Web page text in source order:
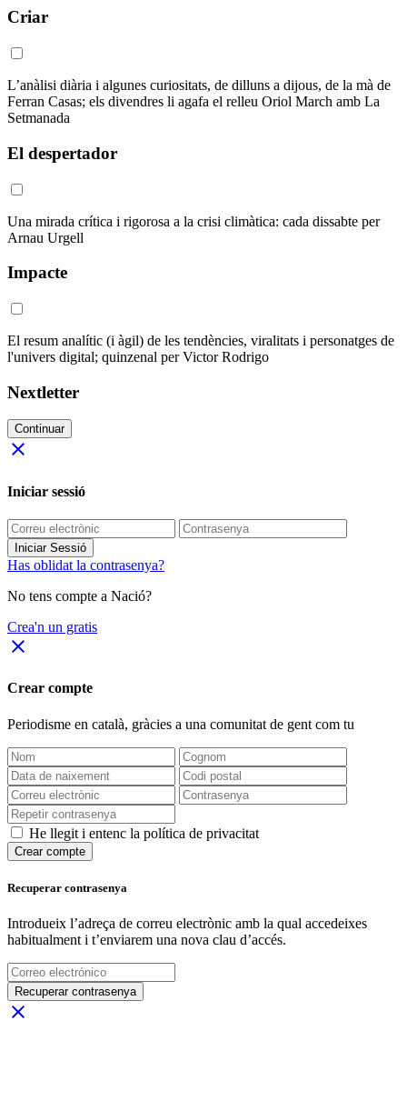
Criar
L’anàlisi diària i algunes curiositats, de dilluns a dijous, de la mà de
Ferran Casas; els divendres li agafa el relleu Oriol March amb La
Setmanada
El despertador
Una mirada crítica i rigorosa a la crisi climàtica: cada dissabte per
Arnau Urgell
Impacte
El resum analític (i àgil) de les tendències, viralitats i personatges de
l'univers digital; quinzenal per Victor Rodrigo
Nextletter
Continuar
close
Iniciar sessió
Iniciar Sessió
Has oblidat la contrasenya?
No tens compte a Nació?
Crea'n un gratis
close
Crear compte
Periodisme en català, gràcies a una comunitat de gent com tu
He llegit i entenc la política de privacitat
Crear compte
Recuperar contrasenya
Introdueix l’adreça de correu electrònic amb la qual accedeixes
habitualment i t’enviarem una nova clau d’accés.
Recuperar contrasenya
close